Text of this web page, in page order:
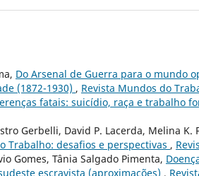
Do Arsenal de Guerra para o mundo
(1872-1930) , Revista Mundos do
fatais: suicídio, raça e trabalho
Gerbelli, David P. Lacerda, Melina
Trabalho: desafios e perspectivas ,
Gomes, Tânia Salgado Pimenta,
escravista (aproximações) ,